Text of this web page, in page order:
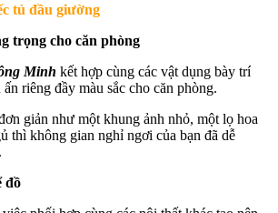
tủ đầu giường
trọng cho căn phòng
Minh kết hợp cùng các vật dụng bày trí
riêng đầy màu sắc cho căn phòng.
giản như một khung ảnh nhỏ, một lọ hoa
thì không gian nghỉ ngơi của bạn đã dễ
đồ